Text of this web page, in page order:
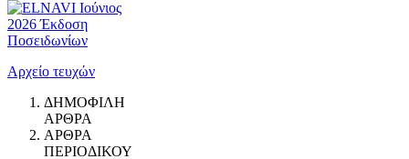
Αρχείο τευχών
ΔΗΜΟΦΙΛΗ
ΑΡΘΡΑ
ΑΡΘΡΑ
ΠΕΡΙΟΔΙΚΟΥ